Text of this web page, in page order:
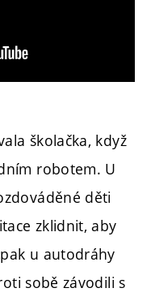
školačka, když
robotem. U
děti
zklidnit, aby
u autodráhy
sobě závodili s